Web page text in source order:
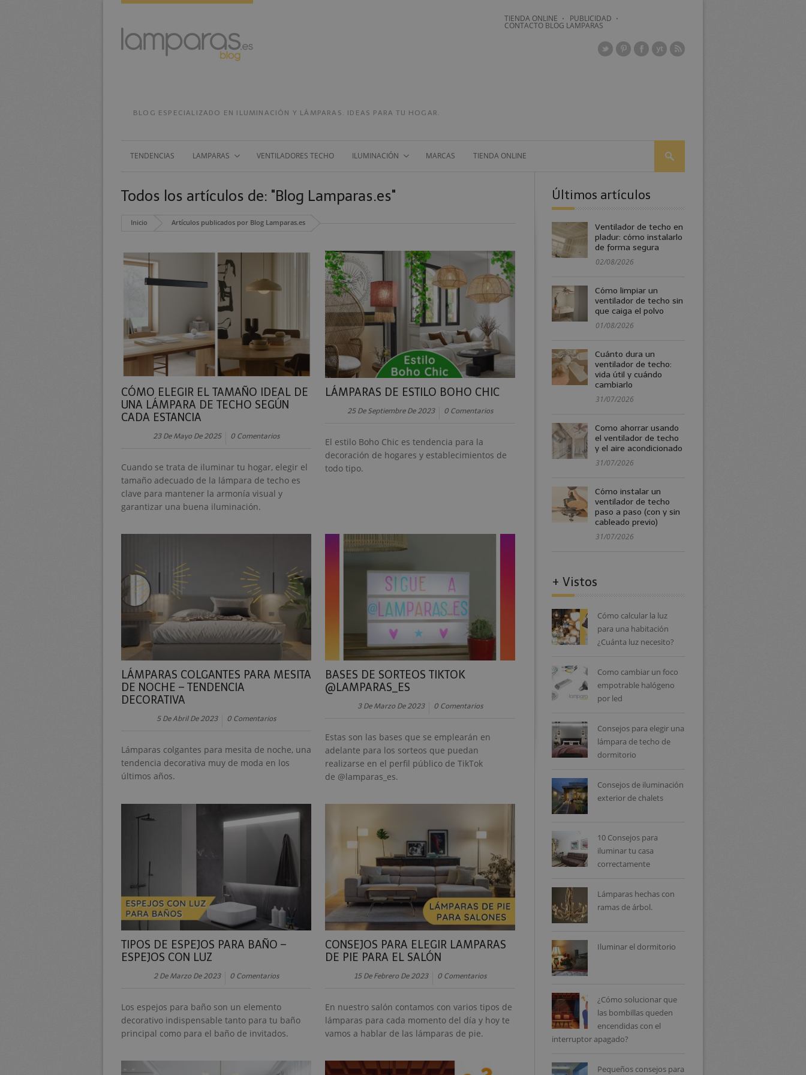
BLOG ESPECIALIZADO EN ILUMINACIÓN Y LÁMPARAS. IDEAS PARA TU HOGAR.
TIENDA ONLINE PUBLICIDAD
CONTACTO BLOG LAMPARAS
TENDENCIAS LAMPARAS VENTILADORES TECHO ILUMINACIÓN MARCAS TIENDA ONLINE
Todos los artículos de: "Blog Lamparas.es"
Inicio Artículos publicados por Blog Lamparas.es
CÓMO ELEGIR EL TAMAÑO IDEAL DE
UNA LÁMPARA DE TECHO SEGÚN
CADA ESTANCIA
23 De Mayo De 2025 0 Comentarios
Cuando se trata de iluminar tu hogar, elegir el
tamaño adecuado de la lámpara de techo es
clave para mantener la armonía visual y
garantizar una buena iluminación.
LÁMPARAS DE ESTILO BOHO CHIC
25 De Septiembre De 2023 0 Comentarios
El estilo Boho Chic es tendencia para la
decoración de hogares y establecimientos de
todo tipo.
LÁMPARAS COLGANTES PARA MESITA
DE NOCHE – TENDENCIA
DECORATIVA
5 De Abril De 2023 0 Comentarios
Lámparas colgantes para mesita de noche, una
tendencia decorativa muy de moda en los
últimos años.
BASES DE SORTEOS TIKTOK
@LAMPARAS_ES
3 De Marzo De 2023 0 Comentarios
Estas son las bases que se emplearán en
adelante para los sorteos que puedan
realizarse en el perfil público de TikTok
de @lamparas_es.
TIPOS DE ESPEJOS PARA BAÑO –
ESPEJOS CON LUZ
2 De Marzo De 2023 0 Comentarios
Los espejos para baño son un elemento
decorativo indispensable tanto para tu baño
principal como para el baño de invitados.
CONSEJOS PARA ELEGIR LAMPARAS
DE PIE PARA EL SALÓN
15 De Febrero De 2023 0 Comentarios
En nuestro salón contamos con varios tipos de
lámparas para cada momento del día y hoy te
vamos a hablar de las lámparas de pie.
Últimos artículos
Ventilador de techo en
pladur: cómo instalarlo
de forma segura
02/08/2026
Cómo limpiar un
ventilador de techo sin
que caiga el polvo
01/08/2026
Cuánto dura un
ventilador de techo:
vida útil y cuándo
cambiarlo
31/07/2026
Como ahorrar usando
el ventilador de techo
y el aire acondicionado
31/07/2026
Cómo instalar un
ventilador de techo
paso a paso (con y sin
cableado previo)
31/07/2026
+ Vistos
Cómo calcular la luz
para una habitación
¿Cuánta luz necesito?
Como cambiar un foco
empotrable halógeno
por led
Consejos para elegir una
lámpara de techo de
dormitorio
Consejos de iluminación
exterior de chalets
10 Consejos para
iluminar tu casa
correctamente
Lámparas hechas con
ramas de árbol.
Iluminar el dormitorio
¿Cómo solucionar que
las bombillas queden
encendidas con el
interruptor apagado?
Pequeños consejos para